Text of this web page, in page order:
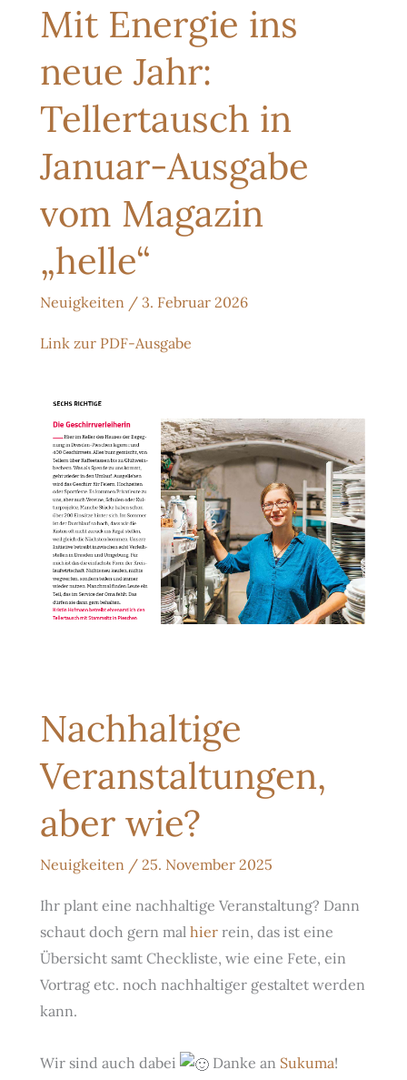
Mit Energie ins
neue Jahr:
Tellertausch in
Januar-Ausgabe
vom Magazin
„helle“
Neuigkeiten / 3. Februar 2026
Link zur PDF-Ausgabe
Nachhaltige
Veranstaltungen,
aber wie?
Neuigkeiten / 25. November 2025
Ihr plant eine nachhaltige Veranstaltung? Dann
schaut doch gern mal hier rein, das ist eine
Übersicht samt Checkliste, wie eine Fete, ein
Vortrag etc. noch nachhaltiger gestaltet werden
kann.
Wir sind auch dabei Danke an Sukuma!